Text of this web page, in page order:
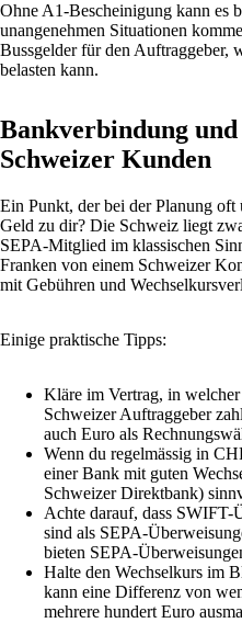
Ohne A1-Bescheinigung kann es
unangenehmen Situationen
Bussgelder für den Auftraggeber,
belasten kann.
Bankverbindung
Schweizer Kunden
Ein Punkt, der bei der Planung
Geld zu dir? Die Schweiz liegt
SEPA-Mitglied im klassischen
Franken von einem Schweizer
mit Gebühren und
Einige praktische Tipps:
Kläre im Vertrag, in
Schweizer Auftraggeber
auch Euro als
Wenn du regelmässig in
einer Bank mit guten
Schweizer Direktbank)
Achte darauf, dass SWIFT-
sind als SEPA-
bieten SEPA-
Halte den Wechselkurs im
kann eine Differenz von
mehrere hundert Euro